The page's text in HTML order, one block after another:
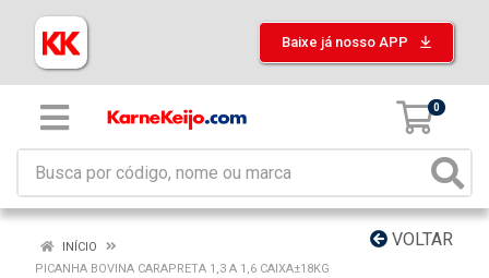
Baixe já nosso APP
0
VOLTAR
INÍCIO
PICANHA BOVINA CARAPRETA 1,3 A 1,6 CAIXA±18KG